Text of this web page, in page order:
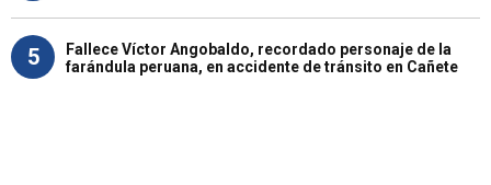
5
Fallece Víctor Angobaldo, recordado personaje de la
farándula peruana, en accidente de tránsito en Cañete